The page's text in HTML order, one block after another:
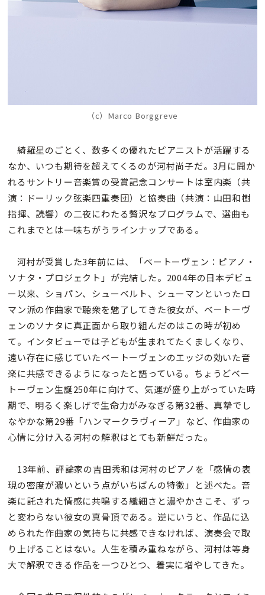
（c）Marco Borggreve
綺羅星のごとく、数多くの優れたピアニストが活躍する
なか、いつも期待を超えてくるのが河村尚子だ。3月に開か
れるサントリー音楽賞の受賞記念コンサートは室内楽（共
演：ドーリック弦楽四重奏団）と協奏曲（共演：山田和樹
指揮、読響）の二夜にわたる贅沢なプログラムで、選曲も
これまでとは一味ちがうラインナップである。
河村が受賞した3年前には、「ベートーヴェン：ピアノ・
ソナタ・プロジェクト」が完結した。2004年の日本デビュ
ー以来、ショパン、シューベルト、シューマンといったロ
マン派の作曲家で聴衆を魅了してきた彼女が、ベートーヴ
ェンのソナタに真正面から取り組んだのはこの時が初め
て。インタビューでは子どもが生まれてたくましくなり、
遠い存在に感じていたベートーヴェンのエッジの効いた音
楽に共感できるようになったと語っている。ちょうどベー
トーヴェン生誕250年に向けて、気運が盛り上がっていた時
期で、明るく楽しげで生命力がみなぎる第32番、真摯でし
なやかな第29番「ハンマークラヴィーア」など、作曲家の
心情に分け入る河村の解釈はとても新鮮だった。
13年前、評論家の吉田秀和は河村のピアノを「感情の表
現の密度が濃いという点がいちばんの特徴」と述べた。音
楽に託された情感に共鳴する繊細さと濃やかさこそ、ずっ
と変わらない彼女の真骨頂である。逆にいうと、作品に込
められた作曲家の気持ちに共感できなければ、演奏会で取
り上げることはない。人生を積み重ねながら、河村は等身
大で解釈できる作品を一つひとつ、着実に増やしてきた。